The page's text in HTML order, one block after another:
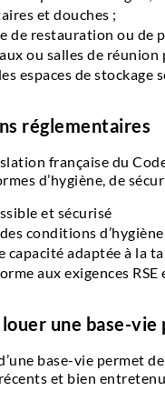
et douches ;
de restauration ou de
ou salles de
espaces de stockage
réglementaires
française du
d’hygiène, de
et sécurisé
conditions
capacité adaptée à la
aux exigences
une base-vie
base-vie permet de
et bien